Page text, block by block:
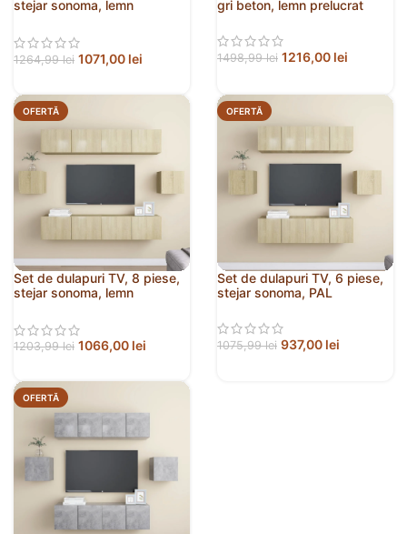
stejar sonoma, lemn
1264,99lei 1071,00 lei
gri beton, lemn prelucrat
1498,99lei 1216,00 lei
OFERTĂ
Set de dulapuri TV, 8 piese,
stejar sonoma, lemn
1203,99lei 1066,00 lei
OFERTĂ
Set de dulapuri TV, 6 piese,
stejar sonoma, PAL
1075,99lei 937,00 lei
OFERTĂ